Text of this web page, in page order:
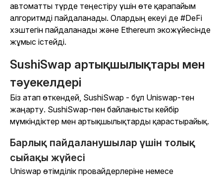
автоматты түрде теңестіру үшін өте қарапайым
алгоритмді пайдаланады. Олардың екеуі де #DeFi
хэштегін пайдаланады және Ethereum экожүйесінде
жұмыс істейді.
SushiSwap артықшылықтары мен
тәуекелдері
Біз атап өткендей, SushiSwap - бұл Uniswap-тен
жаңарту. SushiSwap-пен байланысты кейбір
мүмкіндіктер мен артықшылықтарды қарастырайық.
Барлық пайдаланушылар үшін толық
сыйақы жүйесі
Uniswap өтімділік провайдерлеріне немесе